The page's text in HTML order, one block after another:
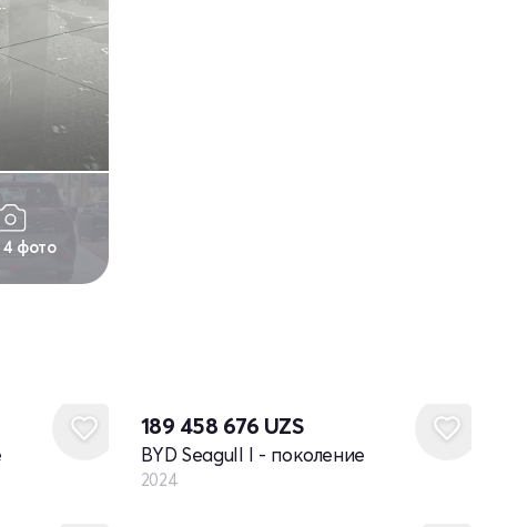
фото
189 458 676 UZS
BYD Seagull I - поколение
2024